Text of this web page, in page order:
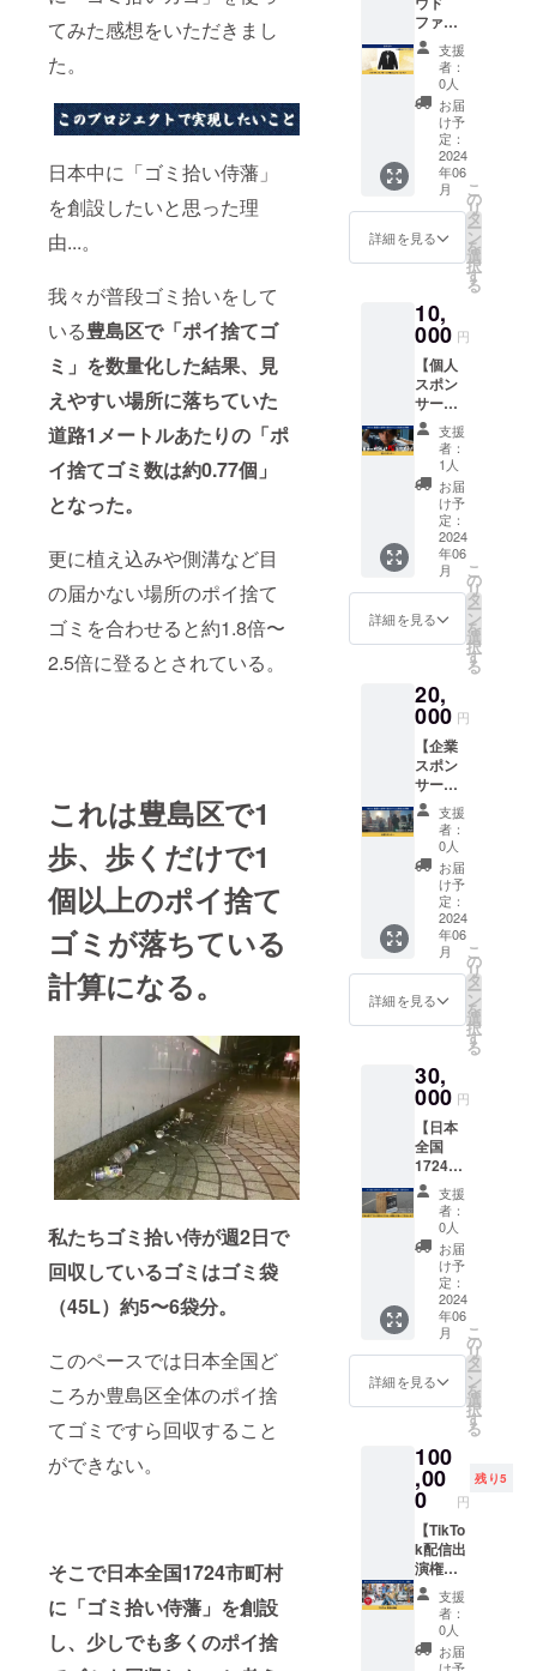
てみた感想をいただきまし
た。
日本中に「ゴミ拾い侍藩」
を創設したいと思った理
由...。
我々が普段ゴミ拾いをして
いる豊島区で「ポイ捨てゴ
ミ」を数量化した結果、見
えやすい場所に落ちていた
道路1メートルあたりの「ポ
イ捨てゴミ数は約0.77個」
となった。
更に植え込みや側溝など目
の届かない場所のポイ捨て
ゴミを合わせると約1.8倍〜
2.5倍に登るとされている。
これは豊島区で1
歩、歩くだけで1
個以上のポイ捨て
ゴミが落ちている
計算になる。
私たちゴミ拾い侍が週2日で
回収しているゴミはゴミ袋
（45L）約5〜6袋分。
このペースでは日本全国ど
ころか豊島区全体のポイ捨
てゴミですら回収すること
ができない。
そこで日本全国1724市町村
に「ゴミ拾い侍藩」を創設
し、少しでも多くのポイ捨
ンの額
に上乗
せし
て、ご
支援頂
けます
と大変
嬉しい
です。
ン。 タ
オルで
汗を拭
きなが
らゴミ
拾いを
して、
あなた
の周り
で仲間
を増や
してく
ださ
サイ
ズ：横
約85㎝×
縦約34
㎝ ※毎
週水曜
日と日
曜日の
10:00〜
16:00
に、豊
島区池
袋、下
北沢を
中心に
動を世
界中に
ミ拾い
をして
いま
す。こ
ちらに
ご参加
くださ
い。現
地まで
の交通
費はご
負担い
ただき
ます。
を選択
いただ
ちらか
らメー
ルにて
開催日
と集合
場所を
お知ら
せする
申し込
み
フォー
ムをお
送りい
たしま
す。参
る日程
を選択
き当
日、ご
参加く
ださ
い。
てゴミ
拾いを
して、
あなた
の周り
で仲間
を増や
してく
ださ
い！ 素
材：綿
100% ※
送料込
※「オプ
ショ
サイズ
をお選
びくだ
さい。
ファン
ディン
グ限定
ゴミ拾
い侍ロ
ングT
シャ
ツ】
「ゴミ
拾い
侍」ク
ラウド
ファン
ジナル
のロン
グTシャ
ツで
す。 こ
れを着
てゴミ
拾いを
して、
あなた
の周り
で仲間
を増や
してく
ださ
い！ カ
ラーは
生地の
重さ：
2(8.4oz)
裏毛
素材の
混率：
杢グ
レー：
綿
93％
ポリエ
ステル
7％ ※送
料込み
のお値
段で
※「オプ
ン」で
サイズ
をお選
びくだ
さい。
支援
者：
0人
お届
け予
定：
2024
年06
月
詳細を見る
こ
の
リ
タ
ー
ン
を
選
択
す
る
10,
000 円
【個人
スポン
サー
（TikTo
k動画に
「後藤
一機
（ゴミ
拾い
侍）」
が直筆
で書い
たお名
前を掲
載・１
い侍の
個人ス
ポン
サーに
なれる
権利で
す。 あ
なたの
お名前
を動画
内でPR
できま
す。 動
画のエ
ンド
ロール
に支援
を掲載
させて
きま
す。 後
藤一機
が想い
を込め
て書道
で書か
せてい
ただき
ます。
＊動画
最後に
出てく
る書を
い。 参
考動画
https://
e/g5eT
DdAth1
Y ・収
録時
間：約1
分 ・
提供方
支援
者：
1人
お届
け予
定：
2024
年06
月
詳細を見る
こ
の
リ
タ
ー
ン
を
選
択
す
る
20,
000 円
【企業
スポン
サー
（TikTo
k動画に
「後藤
一機
（ゴミ
拾い
侍）」
が直筆
で書い
た企業
名掲
載・1
い侍の
企業ス
ポン
サーに
なれる
権利で
す。あ
なたの
企業名
を動画
内でPR
できま
す。 動
画のエ
ンド
ロール
に支援
を掲載
させて
いただ
きま
す。 後
藤一機
が想い
を込め
て書道
で書か
せてい
ただき
支援
者：
0人
お届
け予
定：
2024
年06
月
詳細を見る
こ
の
リ
タ
ー
ン
を
選
択
す
る
30,
000 円
【日本
全国
1724市
町村ゴ
ミ拾い
侍藩に
任命 ＋
ゴミ拾
いカゴ
（ゴミ
拾い侍
のロ
ゴ・
チーム
名を記
い侍藩
として
ゴミ拾
い活動
に参加
してい
ただき
ます。
カゴに
はゴミ
拾い侍
のロゴ
支援
者：
0人
お届
け予
定：
2024
年06
月
詳細を見る
こ
の
リ
タ
ー
ン
を
選
択
す
る
100
,00
0 円
残り5
【TikTo
k配信出
演権】
あなた
のお店
や会社
の周辺
で、ゴ
支援
者：
0人
お届